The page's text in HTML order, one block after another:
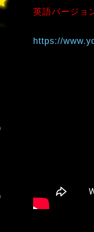
英語バージ
https://